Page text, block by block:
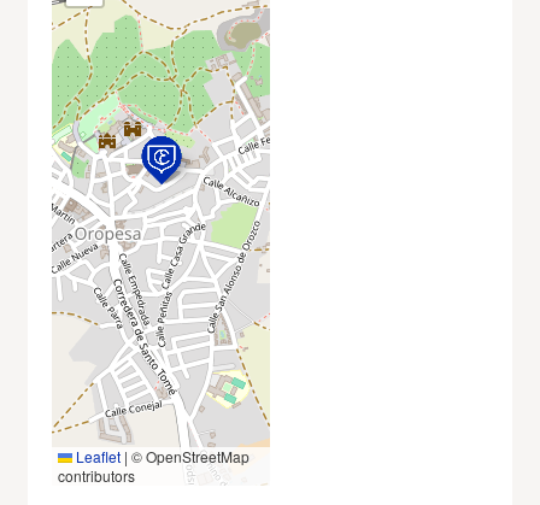
Leaflet | © OpenStreetMap
contributors